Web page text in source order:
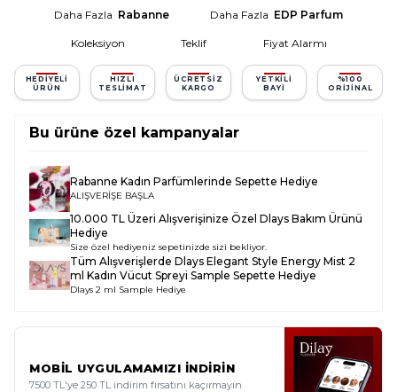
Daha Fazla Rabanne Daha Fazla EDP Parfum
Koleksiyon Teklif Fiyat Alarmı
HEDIYELI
ÜRÜN
HIZLI
TESLIMAT
ÜCRETSIZ
KARGO
YETKILI
BAYI
%100
ORIJINAL
Bu ürüne özel kampanyalar
Rabanne Kadın Parfümlerinde Sepette Hediye
ALIŞVERİŞE BAŞLA
10.000 TL Üzeri Alışverişinize Özel Dlays Bakım Ürünü
Hediye
Size özel hediyeniz sepetinizde sizi bekliyor.
Tüm Alışverişlerde Dlays Elegant Style Energy Mist 2
ml Kadın Vücut Spreyi Sample Sepette Hediye
Dlays 2 ml Sample Hediye
MOBİL UYGULAMAMIZI İNDİRİN
7500 TL'ye 250 TL indirim fırsatını kaçırmayın